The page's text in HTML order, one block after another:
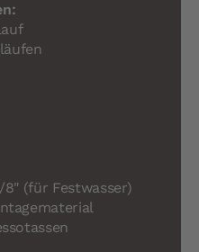
(für Festwasser)